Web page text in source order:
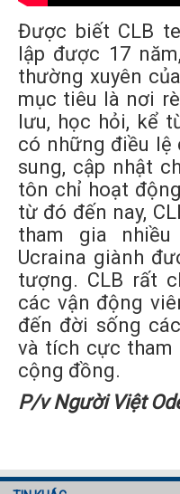
Được biết CLB
lập được 17
thường xuyên
mục tiêu là nơi
lưu, học hỏi, kể
có những điều lệ
sung, cập nhật
tôn chỉ hoạt
từ đó đến nay,
tham gia
Ucraina giành
tượng. CLB rất
các vận động
đến đời sống
và tích cực tham
cộng đồng.
P/v Người Việt